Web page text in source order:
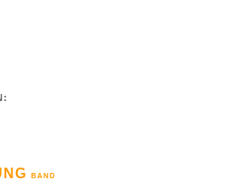
BAND